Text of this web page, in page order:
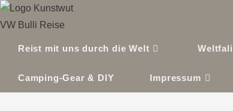
Reist mit uns durch die Welt
Camping-Gear & DIY Impressum